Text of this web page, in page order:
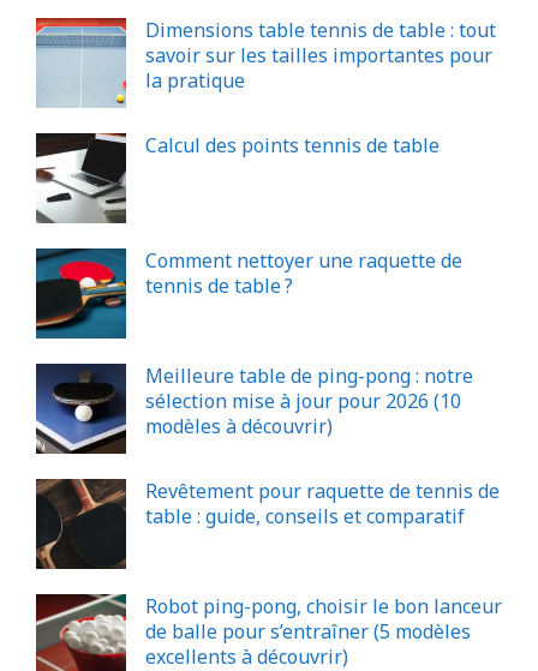
Dimensions table tennis de table : tout
savoir sur les tailles importantes pour
la pratique
Calcul des points tennis de table
Comment nettoyer une raquette de
tennis de table ?
Meilleure table de ping-pong : notre
sélection mise à jour pour 2026 (10
modèles à découvrir)
Revêtement pour raquette de tennis de
table : guide, conseils et comparatif
Robot ping-pong, choisir le bon lanceur
de balle pour s’entraîner (5 modèles
excellents à découvrir)